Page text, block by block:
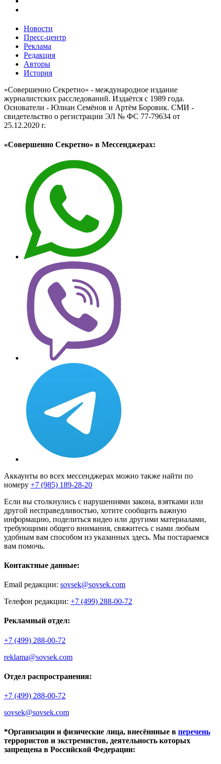
Новости
Пресс-центр
Реклама
Редакция
Авторы
История
«Совершенно Секретно» - международное издание
журналистских расследований. Издаётся с 1989 года.
Основатели - Юлиан Семёнов и Артём Боровик. CМИ -
свидетельство о регистрации ЭЛ № ФС 77-79634 от
25.12.2020 г.
«Совершенно Секретно» в Мессенджерах:
Аккаунты во всех мессенджерах можно также найти по
номеру +7 (985) 189-28-20
Если вы столкнулись с нарушениями закона, взятками или
другой несправедливостью, хотите сообщить важную
информацию, поделиться видео или другими материалами,
требующими общего внимания, свяжитесь с нами любым
удобным вам способом из указанных здесь. Мы постараемся
вам помочь.
Контактные данные:
Email редакции: sovsek@sovsek.com
Телефон редакции: +7 (499) 288-00-72
Рекламный отдел:
+7 (499) 288-00-72
reklama@sovsek.com
Отдел распространения:
+7 (499) 288-00-72
sovsek@sovsek.com
*Организации и физические лица, внесённные в перечень
террористов и экстремистов, деятельность которых
запрещена в Российской Федерации: